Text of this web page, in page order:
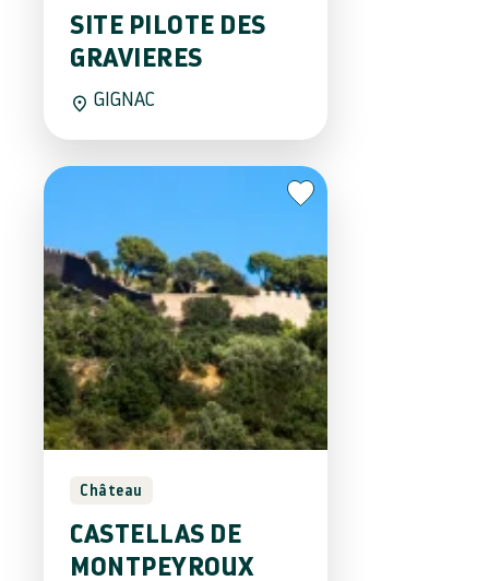
SITE PILOTE DES
GRAVIERES
GIGNAC
Château
CASTELLAS DE
MONTPEYROUX